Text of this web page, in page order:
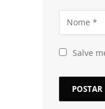
Salve